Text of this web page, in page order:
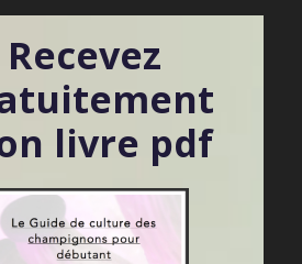
Recevez
livre pdf